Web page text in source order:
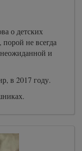
о детских
не всегда
и
в 2017 году.